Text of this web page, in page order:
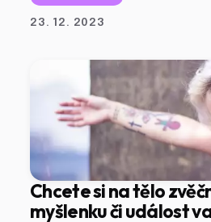
23. 12. 2023
Chcete si na tělo
myšlenku či událost